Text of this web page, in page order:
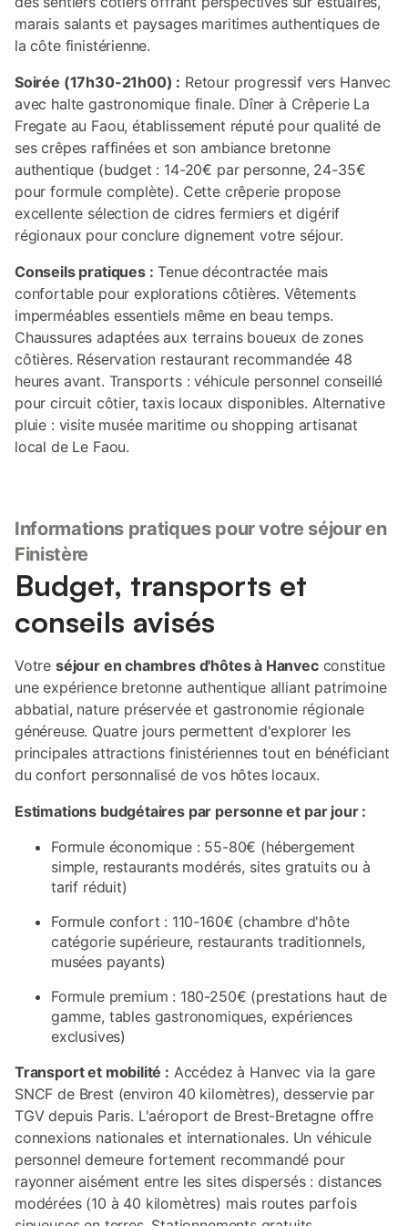
marais salants et paysages maritimes authentiques de
la côte finistérienne.
Soirée (17h30-21h00) : Retour progressif vers Hanvec
avec halte gastronomique finale. Dîner à Crêperie La
Fregate au Faou, établissement réputé pour qualité de
ses crêpes raffinées et son ambiance bretonne
authentique (budget : 14-20€ par personne, 24-35€
pour formule complète). Cette crêperie propose
excellente sélection de cidres fermiers et digérif
régionaux pour conclure dignement votre séjour.
Conseils pratiques : Tenue décontractée mais
confortable pour explorations côtières. Vêtements
imperméables essentiels même en beau temps.
Chaussures adaptées aux terrains boueux de zones
côtières. Réservation restaurant recommandée 48
heures avant. Transports : véhicule personnel conseillé
pour circuit côtier, taxis locaux disponibles. Alternative
pluie : visite musée maritime ou shopping artisanat
local de Le Faou.
Informations pratiques pour votre séjour en
Finistère
Budget, transports et
conseils avisés
Votre séjour en chambres d'hôtes à Hanvecconstitue
une expérience bretonne authentique alliant patrimoine
abbatial, nature préservée et gastronomie régionale
généreuse. Quatre jours permettent d'explorer les
principales attractions finistériennes tout en bénéficiant
du confort personnalisé de vos hôtes locaux.
Estimations budgétaires par personne et par jour :
Formule économique : 55-80€ (hébergement
simple, restaurants modérés, sites gratuits ou à
tarif réduit)
Formule confort : 110-160€ (chambre d'hôte
catégorie supérieure, restaurants traditionnels,
musées payants)
Formule premium : 180-250€ (prestations haut de
gamme, tables gastronomiques, expériences
exclusives)
Transport et mobilité : Accédez à Hanvec via la gare
SNCF de Brest (environ 40 kilomètres), desservie par
TGV depuis Paris. L'aéroport de Brest-Bretagne offre
connexions nationales et internationales. Un véhicule
personnel demeure fortement recommandé pour
rayonner aisément entre les sites dispersés : distances
modérées (10 à 40 kilomètres) mais routes parfois